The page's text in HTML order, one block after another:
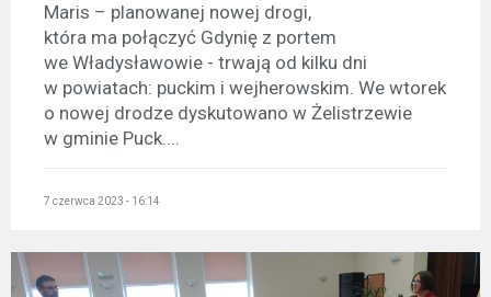
Maris – planowanej nowej drogi,
która ma połączyć Gdynię z portem
we Władysławowie - trwają od kilku dni
w powiatach: puckim i wejherowskim. We wtorek
o nowej drodze dyskutowano w Żelistrzewie
w gminie Puck....
7 czerwca 2023 - 16:14